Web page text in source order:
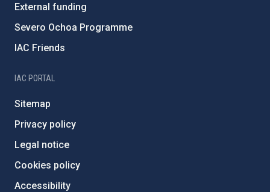
External funding
Severo Ochoa Programme
IAC Friends
IAC PORTAL
Sitemap
Privacy policy
Legal notice
Cookies policy
Accessibility